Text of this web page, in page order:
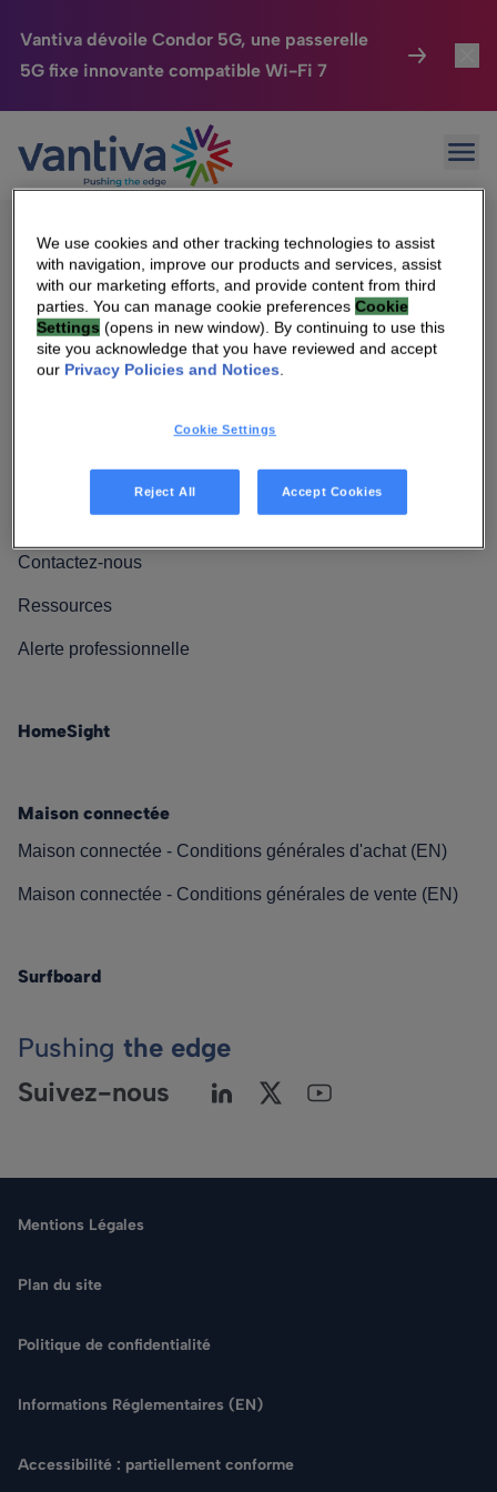
Vantiva dévoile Condor 5G, une passerelle
5G fixe innovante compatible Wi-Fi 7
Passer au contenu principal
Maison Connectée
HomeSight
Entreprise
Nos Engagements
Rechercher
Sorry, no results were found.
Rechercher :
Qui sommes-nous
Relations investisseurs
Nos engagements
Contactez-nous
Ressources
Alerte professionnelle
HomeSight
Maison connectée
Maison connectée - Conditions générales d'achat (EN)
Maison connectée - Conditions générales de vente (EN)
Surfboard
Pushing the edge
Suivez-nous
Mentions Légales
Plan du site
Politique de confidentialité
Informations Réglementaires (EN)
Accessibilité : partiellement conforme
We use cookies and other tracking technologies to assist
with navigation, improve our products and services, assist
with our marketing efforts, and provide content from third
parties. You can manage cookie preferencesCookie
Settings (opens in new window). By continuing to use this
site you acknowledge that you have reviewed and accept
our Privacy Policies and Notices.
Cookie Settings
Reject All Accept Cookies